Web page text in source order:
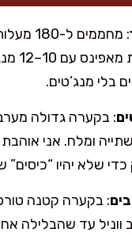
: מחממים
בלי מנג’טים.
: בקערה גדולה
שלא יהיו “כיסים”
: בקערה קטנה
ווניל עד שהבלילה